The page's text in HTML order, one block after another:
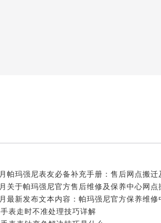
帕玛强尼售后服务中心（需提前预约）
室帕玛强尼售后服务中心（北京总部）
（需提前预约）
服务中心（需提前预约）
务中心（需提前预约）
交叉口帕玛强尼售后服务中心（需提前预约
服务中心（需提前预约）
前预约）
帕玛强尼表友必备补充手册：售后网点搬迁
表走时不准处理技巧详解